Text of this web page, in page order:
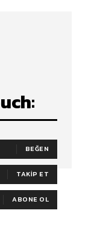
BEĞEN
TAKIP ET
ABONE OL